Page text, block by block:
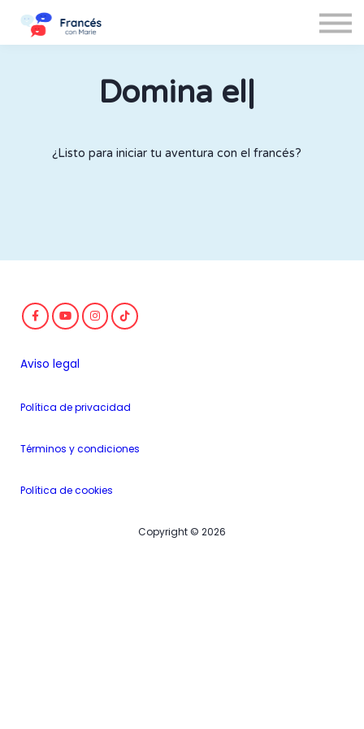
Cerrar sesión
Domina el|
¿Listo para iniciar tu aventura con el francés?
Aviso legal
Política de privacidad
Términos y condiciones
Política de cookies
Copyright © 2026